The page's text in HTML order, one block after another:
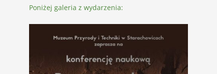
Poniżej galeria z wydarzenia: